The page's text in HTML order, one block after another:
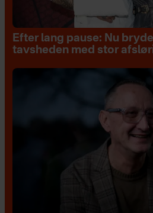
Efter lang pause: Nu
tavsheden med stor